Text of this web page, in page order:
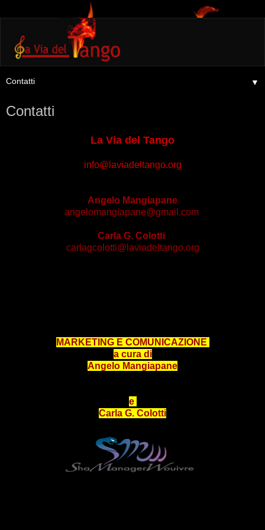
▼
Contatti
La Via del Tango
info@laviadeltango.org
Angelo Mangiapane
angelomangiapane@gmail.com
Carla G. Colotti
carlagcolotti@laviadeltango.org
MARKETING E COMUNICAZIONE
a cura di
Angelo Mangiapane
e
Carla G. Colotti